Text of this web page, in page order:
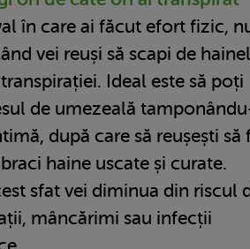
în care ai făcut efort fizic,
vei reuși să scapi de
Ideal este să poți
de umezeală
după care să reușești să
haine uscate și curate.
sfat vei diminua din riscul
mâncărimi sau infecții